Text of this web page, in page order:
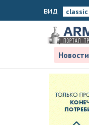
вид
Новости